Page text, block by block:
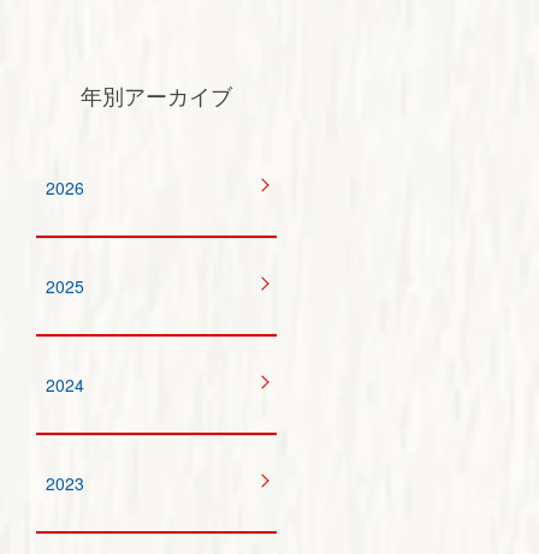
年別アーカイブ
2026
2025
2024
2023